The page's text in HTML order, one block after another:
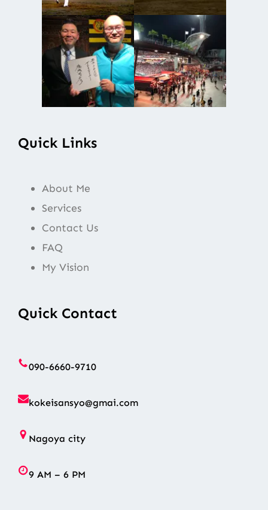
Quick Links
About Me
Services
Contact Us
FAQ
My Vision
Quick Contact
090-6660-9710
kokeisansyo@gmai.com
Nagoya city
9 AM – 6 PM